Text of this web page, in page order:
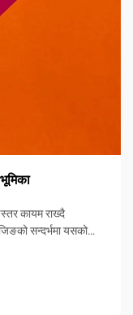
कायम राख्दै
सन्दर्भमा यसको